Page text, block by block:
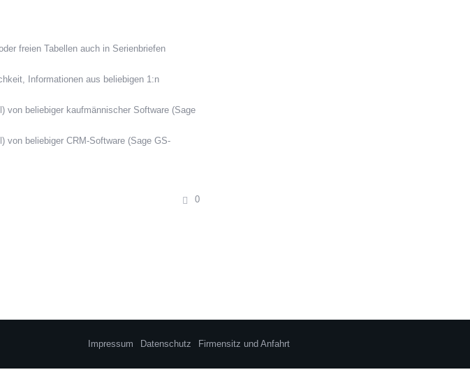
freien Tabellen auch in Serienbriefen
Informationen aus beliebigen 1:n
von beliebiger kaufmännischer Software (Sage
von beliebiger CRM-Software (Sage GS-
0
Impressum Datenschutz Firmensitz und Anfahrt